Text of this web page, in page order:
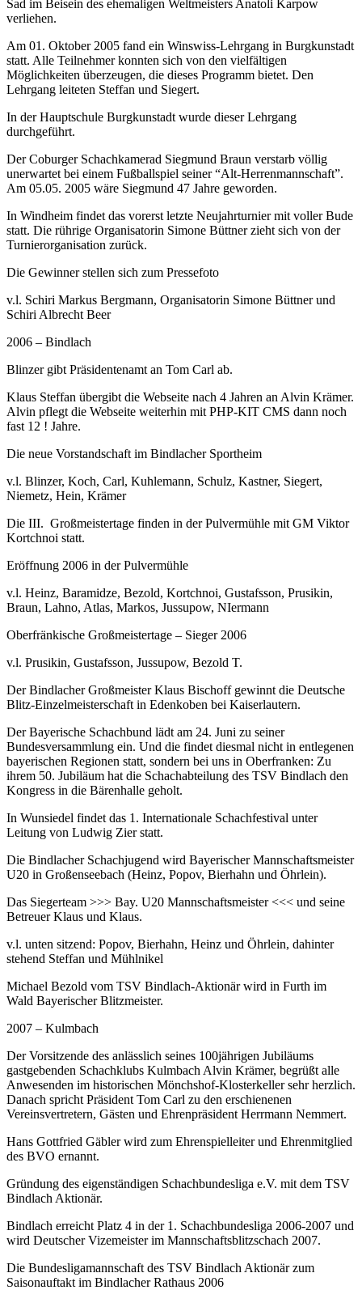
Sad im Beisein des ehemaligen Weltmeisters Anatoli Karpow
verliehen.
Am 01. Oktober 2005 fand ein Winswiss-Lehrgang in Burgkunstadt
statt. Alle Teilnehmer konnten sich von den vielfältigen
Möglichkeiten überzeugen, die dieses Programm bietet. Den
Lehrgang leiteten Steffan und Siegert.
In der Hauptschule Burgkunstadt wurde dieser Lehrgang
durchgeführt.
Der Coburger Schachkamerad Siegmund Braun verstarb völlig
unerwartet bei einem Fußballspiel seiner “Alt-Herrenmannschaft”.
Am 05.05. 2005 wäre Siegmund 47 Jahre geworden.
In Windheim findet das vorerst letzte Neujahrturnier mit voller Bude
statt. Die rührige Organisatorin Simone Büttner zieht sich von der
Turnierorganisation zurück.
Die Gewinner stellen sich zum Pressefoto
v.l. Schiri Markus Bergmann, Organisatorin Simone Büttner und
Schiri Albrecht Beer
2006 – Bindlach
Blinzer gibt Präsidentenamt an Tom Carl ab.
Klaus Steffan übergibt die Webseite nach 4 Jahren an Alvin Krämer.
Alvin pflegt die Webseite weiterhin mit PHP-KIT CMS dann noch
fast 12 ! Jahre.
Die neue Vorstandschaft im Bindlacher Sportheim
v.l. Blinzer, Koch, Carl, Kuhlemann, Schulz, Kastner, Siegert,
Niemetz, Hein, Krämer
Die III. Großmeistertage finden in der Pulvermühle mit GM Viktor
Kortchnoi statt.
Eröffnung 2006 in der Pulvermühle
v.l. Heinz, Baramidze, Bezold, Kortchnoi, Gustafsson, Prusikin,
Braun, Lahno, Atlas, Markos, Jussupow, NIermann
Oberfränkische Großmeistertage – Sieger 2006
v.l. Prusikin, Gustafsson, Jussupow, Bezold T.
Der Bindlacher Großmeister Klaus Bischoff gewinnt die Deutsche
Blitz-Einzelmeisterschaft in Edenkoben bei Kaiserlautern.
Der Bayerische Schachbund lädt am 24. Juni zu seiner
Bundesversammlung ein. Und die findet diesmal nicht in entlegenen
bayerischen Regionen statt, sondern bei uns in Oberfranken: Zu
ihrem 50. Jubiläum hat die Schachabteilung des TSV Bindlach den
Kongress in die Bärenhalle geholt.
In Wunsiedel findet das 1. Internationale Schachfestival unter
Leitung von Ludwig Zier statt.
Die Bindlacher Schachjugend wird Bayerischer Mannschaftsmeister
U20 in Großenseebach (Heinz, Popov, Bierhahn und Öhrlein).
Das Siegerteam >>> Bay. U20 Mannschaftsmeister <<< und seine
Betreuer Klaus und Klaus.
v.l. unten sitzend: Popov, Bierhahn, Heinz und Öhrlein, dahinter
stehend Steffan und Mühlnikel
Michael Bezold vom TSV Bindlach-Aktionär wird in Furth im
Wald Bayerischer Blitzmeister.
2007 – Kulmbach
Der Vorsitzende des anlässlich seines 100jährigen Jubiläums
gastgebenden Schachklubs Kulmbach Alvin Krämer, begrüßt alle
Anwesenden im historischen Mönchshof-Klosterkeller sehr herzlich.
Danach spricht Präsident Tom Carl zu den erschienenen
Vereinsvertretern, Gästen und Ehrenpräsident Herrmann Nemmert.
Hans Gottfried Gäbler wird zum Ehrenspielleiter und Ehrenmitglied
des BVO ernannt.
Gründung des eigenständigen Schachbundesliga e.V. mit dem TSV
Bindlach Aktionär.
Bindlach erreicht Platz 4 in der 1. Schachbundesliga 2006-2007 und
wird Deutscher Vizemeister im Mannschaftsblitzschach 2007.
Die Bundesligamannschaft des TSV Bindlach Aktionär zum
Saisonauftakt im Bindlacher Rathaus 2006